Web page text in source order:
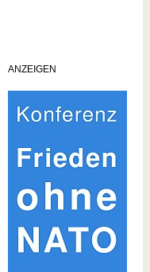
ANZEIGEN